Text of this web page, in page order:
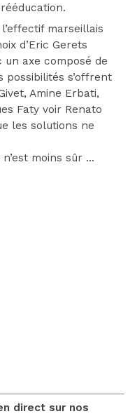
marseillais
d’Eric Gerets
axe composé de
possibilités s’offrent
Amine Erbati,
Faty voir Renato
les solutions ne
moins sûr …
direct sur nos